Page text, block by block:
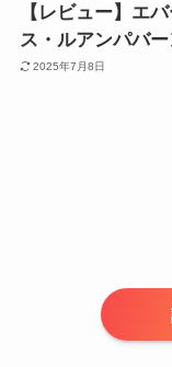
【レビュー】エ
ス・ルアンパバー
2025年7月8日